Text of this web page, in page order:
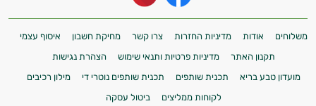
משלוחים אודות מדיניות החזרות צרו קשר מחיקת חשבון
איסוף עצמי
תקנון האתר
מדיניות פרטיות ותנאי שימוש
הצהרת נגישות
מועדון טבע בריא
תכנית שותפים תכנית שותפים נוטרי די
מילון רכיבים
לקוחות ממליצים
ביטול עסקה